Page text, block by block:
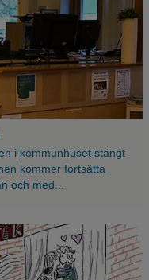
i kommunhuset stängt
kommer fortsätta
och med...